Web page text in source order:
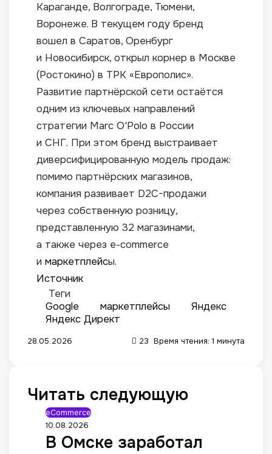
Караганде, Волгограде, Тюмени,
Воронеже. В текущем году бренд
вошел в Саратов, Оренбург
и Новосибирск, открыл корнер в Москве
(Ростокино) в ТРК «Европолис».
Развитие партнёрской сети остаётся
одним из ключевых направлений
стратегии Marc O'Polo в России
и СНГ. При этом бренд выстраивает
диверсифицированную модель продаж:
помимо партнёрских магазинов,
компания развивает D2C-продажи
через собственную розницу,
представленную 32 магазинами,
а также через e-commerce
и маркетплейсы.
Источник
Теги
Google
маркетплейсы
Яндекс
Яндекс Директ
28.05.2026 23 Время чтения: 1 минута
Читать следующую
eCommerce
10.08.2026
В Омске заработал